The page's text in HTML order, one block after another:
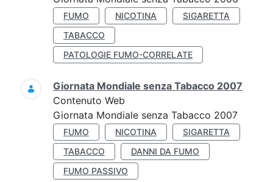
FUMO NICOTINA
SIGARETTA
TABACCO
PATOLOGIE FUMO-CORRELATE
Giornata Mondiale senza Tabacco 2007
Contenuto Web
Giornata Mondiale senza Tabacco 2007
FUMO NICOTINA
SIGARETTA
TABACCO
DANNI DA FUMO
FUMO PASSIVO